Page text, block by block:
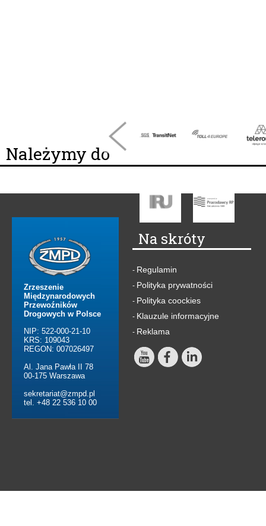
Należymy do
Zrzeszenie
Międzynarodowych
Przewoźników
Drogowych w Polsce
NIP: 522-000-21-10
KRS: 109043
REGON: 007026497
Al. Jana Pawła II 78
00-175 Warszawa
sekretariat@zmpd.pl
tel. +48 22 536 10 00
Na skróty
- Regulamin
- Polityka prywatności
- Polityka coockies
- Klauzule informacyjne
- Reklama